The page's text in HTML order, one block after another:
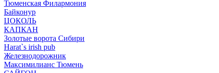
Тюменская Филармония
Байконур
ЦОКОЛЬ
КАПКАН
Золотые ворота Сибири
Harat`s irish pub
Железнодорожник
Максимилианс Тюмень